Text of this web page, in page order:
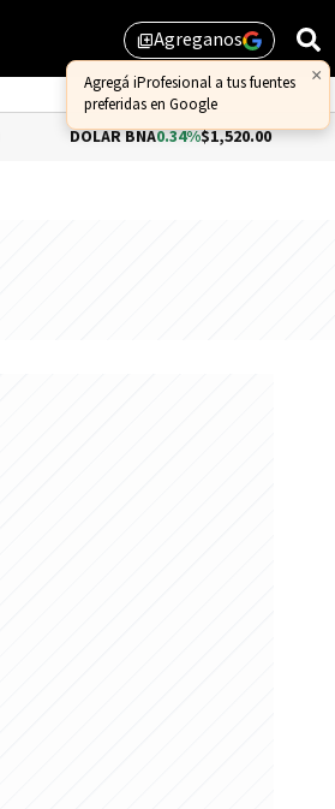
library_addAgreganos
BNA 0.34%$1,520.00